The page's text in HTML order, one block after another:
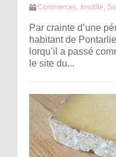
Commerces, Insolite,
Par crainte d’une
habitant de
lorqu’il a passé
le site du...